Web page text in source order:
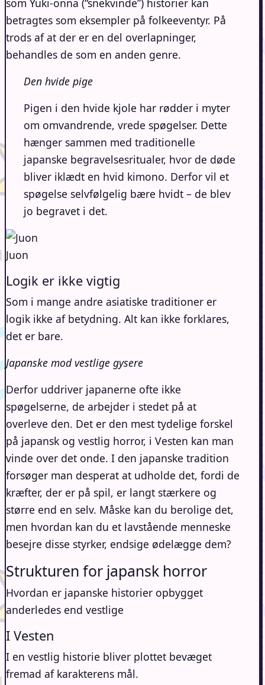
som Yuki-onna (“snekvinde”) historier kan
betragtes som eksempler på folkeeventyr. På
trods af at der er en del overlapninger,
behandles de som en anden genre.
Den hvide pige
Pigen i den hvide kjole har rødder i myter
om omvandrende, vrede spøgelser. Dette
hænger sammen med traditionelle
japanske begravelsesritualer, hvor de døde
bliver iklædt en hvid kimono. Derfor vil et
spøgelse selvfølgelig bære hvidt – de blev
jo begravet i det.
Juon
Logik er ikke vigtig
Som i mange andre asiatiske traditioner er
logik ikke af betydning. Alt kan ikke forklares,
det er bare.
Japanske mod vestlige gysere
Derfor uddriver japanerne ofte ikke
spøgelserne, de arbejder i stedet på at
overleve den. Det er den mest tydelige forskel
på japansk og vestlig horror, i Vesten kan man
vinde over det onde. I den japanske tradition
forsøger man desperat at udholde det, fordi de
kræfter, der er på spil, er langt stærkere og
større end en selv. Måske kan du berolige det,
men hvordan kan du et lavstående menneske
besejre disse styrker, endsige ødelægge dem?
Strukturen for japansk horror
Hvordan er japanske historier opbygget
anderledes end vestlige
I Vesten
I en vestlig historie bliver plottet bevæget
fremad af karakterens mål.